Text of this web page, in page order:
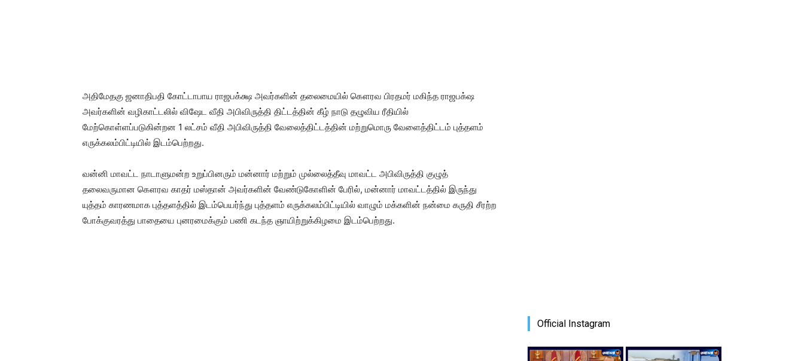
அதிமேதகு ஜனாதிபதி கோட்டாபாய ராஜபக்க்ஷ அவர்களின் தலைமையில் கௌரவ பிரதமர் மகிந்த ராஜபக்‌ஷ
அவர்களின் வழிகாட்டலில் விஷேட வீதி அபிவிருத்தி திட்டத்தின் கீழ் நாடு தழுவிய ரீதியில்
மேற்கொள்ளப்படுகின்றன 1 லட்சம் வீதி அபிவிருத்தி வேலைத்திட்டத்தின் மற்றுமொரு வேளைத்திட்டம் புத்தளம்
எருக்கலம்பிட்டியில் இடம்பெற்றது.
வன்னி மாவட்ட நாடாளுமன்ற உறுப்பினரும் மன்னார் மற்றும் முல்லைத்தீவு மாவட்ட அபிவிருத்தி குழுத்
தலைவருமான கௌரவ காதர் மஸ்தான் அவர்களின் வேண்டுகோளின் பேரில், மன்னார் மாவட்டத்தில் இருந்து
யுத்தம் காரணமாக புத்தளத்தில் இடம்பெயர்ந்து புத்தளம் எருக்கலம்பிட்டியில் வாழும் மக்களின் நன்மை கருதி சீரற்ற
போக்குவரத்து பாதையை புனரமைக்கும் பணி கடந்த ஞாயிற்றுக்கிழமை இடம்பெற்றது.
Official Instagram